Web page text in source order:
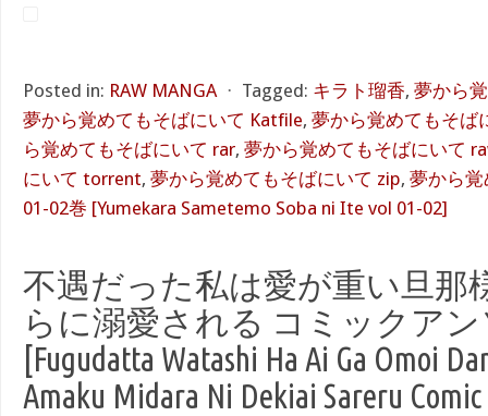
Posted in: RAW MANGA ⋅ Tagged: キラト瑠香, 夢から
夢から覚めてもそばにいて Katfile, 夢から覚めてもそば
ら覚めてもそばにいて rar, 夢から覚めてもそばにいて
にいて torrent, 夢から覚めてもそばにいて zip, 夢から
01-02巻 [Yumekara Sametemo Soba ni Ite vol 01-02]
不遇だった私は愛が重い旦那
らに溺愛される コミックア
[Fugudatta Watashi Ha Ai Ga Omoi
Amaku Midara Ni Dekiai Sareru